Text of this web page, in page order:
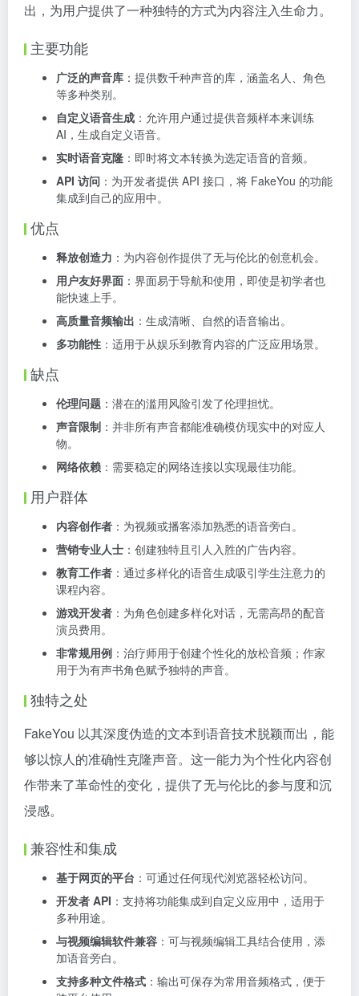
出，为用户提供了一种独特的方式为内容注入生命力。
主要功能
广泛的声音库 ：提供数千种声音的库，涵盖名人、角色
等多种类别。
自定义语音生成 ：允许用户通过提供音频样本来训练
AI，生成自定义语音。
实时语音克隆 ：即时将文本转换为选定语音的音频。
API 访问 ：为开发者提供 API 接口，将 FakeYou 的功能
集成到自己的应用中。
优点
释放创造力 ：为内容创作提供了无与伦比的创意机会。
用户友好界面 ：界面易于导航和使用，即使是初学者也
能快速上手。
高质量音频输出 ：生成清晰、自然的语音输出。
多功能性 ：适用于从娱乐到教育内容的广泛应用场景。
缺点
伦理问题 ：潜在的滥用风险引发了伦理担忧。
声音限制 ：并非所有声音都能准确模仿现实中的对应人
物。
网络依赖 ：需要稳定的网络连接以实现最佳功能。
用户群体
内容创作者 ：为视频或播客添加熟悉的语音旁白。
营销专业人士 ：创建独特且引人入胜的广告内容。
教育工作者 ：通过多样化的语音生成吸引学生注意力的
课程内容。
游戏开发者 ：为角色创建多样化对话，无需高昂的配音
演员费用。
非常规用例 ：治疗师用于创建个性化的放松音频；作家
用于为有声书角色赋予独特的声音。
独特之处
FakeYou 以其深度伪造的文本到语音技术脱颖而出，能
够以惊人的准确性克隆声音。这一能力为个性化内容创
作带来了革命性的变化，提供了无与伦比的参与度和沉
浸感。
兼容性和集成
基于网页的平台 ：可通过任何现代浏览器轻松访问。
开发者 API ：支持将功能集成到自定义应用中，适用于
多种用途。
与视频编辑软件兼容 ：可与视频编辑工具结合使用，添
加语音旁白。
支持多种文件格式 ：输出可保存为常用音频格式，便于